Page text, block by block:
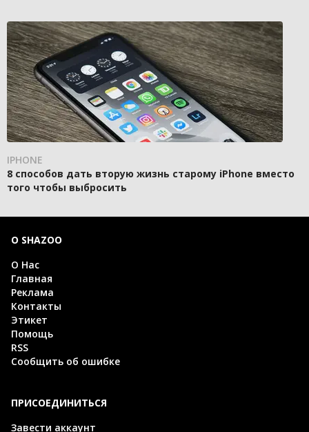
IPHONE
8 способов дать вторую жизнь старому iPhone вместо
того чтобы выбросить
О SHAZOO
О Нас
Главная
Реклама
Контакты
Этикет
Помощь
RSS
Сообщить об ошибке
ПРИСОЕДИНИТЬСЯ
Завести аккаунт